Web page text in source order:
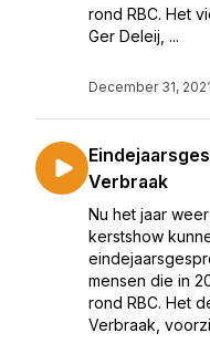
rond RBC. Het
Ger Deleij, ...
December 31, 2021
Verbraak
Nu het jaar
kerstshow
mensen die in
rond RBC. Het
Verbraak,